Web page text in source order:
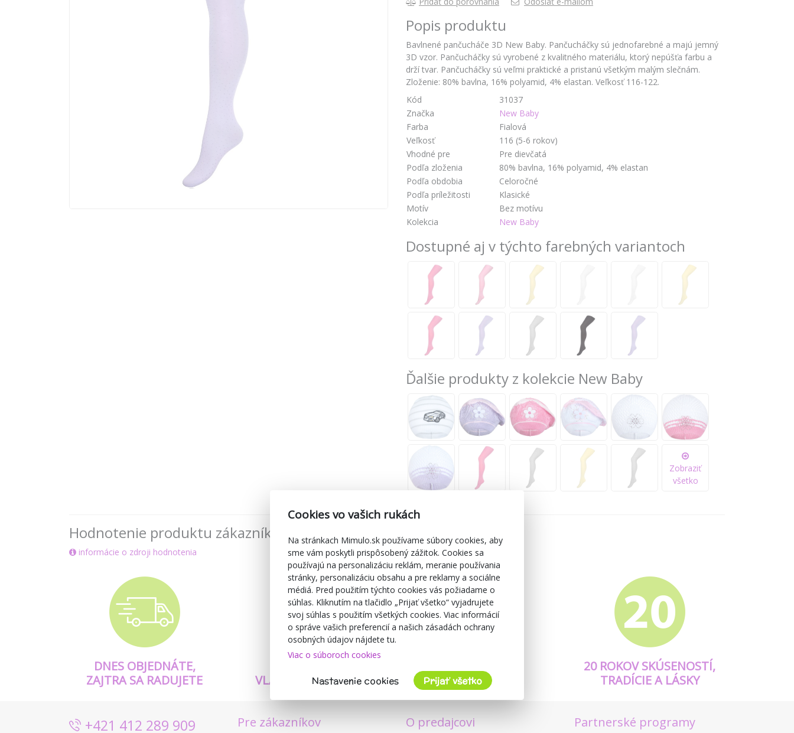
Popis produktu
Bavlnené pančucháče 3D New Baby. Pančucháčky sú jednofarebné a majú jemný
3D vzor. Pančucháčky sú vyrobené z kvalitného materiálu, ktorý nepúšťa farbu a
drží tvar. Pančucháčky sú veľmi praktické a pristanú všetkým malým slečnám.
Zloženie: 80% bavlna, 16% polyamid, 4% elastan. Veľkosť 116-122.
Kód
31037
Značka
New Baby
Farba
Fialová
Veľkosť
116 (5-6 rokov)
Vhodné pre
Pre dievčatá
Podľa zloženia
80% bavlna, 16% polyamid, 4% elastan
Podľa obdobia
Celoročné
Podľa príležitosti
Klasické
Motív
Bez motívu
Kolekcia
New Baby
Dostupné aj v týchto farebných variantoch
Ďalšie produkty z kolekcie New Baby
Zobraziť
všetko
Hodnotenie produktu zákazníkmi: 100%
informácie o zdroji hodnotenia
DNES OBJEDNÁTE,
ZAJTRA SA RADUJETE
VLASTNÉ PRODUKTY
A KVALITA
20 ROKOV SKÚSENOSTÍ,
TRADÍCIE A LÁSKY
+421 412 289 909 Pre zákazníkov O predajcovi Partnerské programy
Cookies vo vašich rukách
Na stránkach Mimulo.sk používame súbory cookies, aby
sme vám poskytli prispôsobený zážitok. Cookies sa
používajú na personalizáciu reklám, meranie používania
stránky, personalizáciu obsahu a pre reklamy a sociálne
médiá. Pred použitím týchto cookies vás požiadame o
súhlas. Kliknutím na tlačidlo „Prijať všetko“ vyjadrujete
svoj súhlas s použitím všetkých cookies. Viac informácií
o správe vašich preferencií a našich zásadách ochrany
osobných údajov nájdete tu.
Viac o súboroch cookies
Nastavenie cookies Prijať všetko